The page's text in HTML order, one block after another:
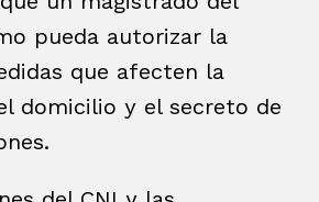
pueda autorizar la
que afecten la
domicilio y el secreto de